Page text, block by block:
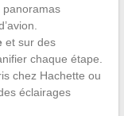
et sur des
chaque étape.
chez Hachette ou
éclairages